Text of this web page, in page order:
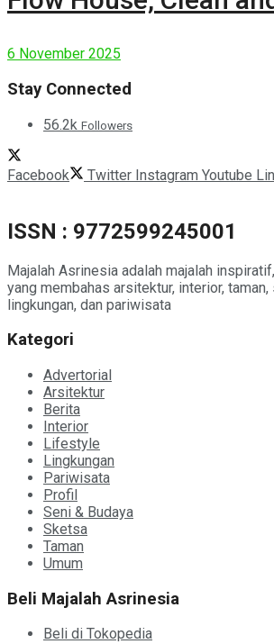
6 November 2025
Stay Connected
56.2k Followers
Facebook Twitter Instagram Youtube
ISSN : 9772599245001
Majalah Asrinesia adalah majalah
yang membahas arsitektur, interior, taman,
lingkungan, dan pariwisata
Kategori
Advertorial
Arsitektur
Berita
Interior
Lifestyle
Lingkungan
Pariwisata
Profil
Seni & Budaya
Sketsa
Taman
Umum
Beli Majalah Asrinesia
Beli di Tokopedia